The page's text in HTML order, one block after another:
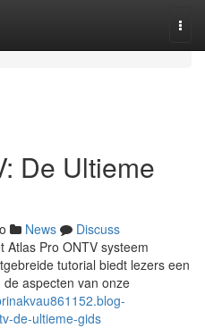
De Ultieme
News
Discuss
Atlas Pro ONTV systeem
tutorial biedt lezers een
aspecten van onze
de-ultieme-gids